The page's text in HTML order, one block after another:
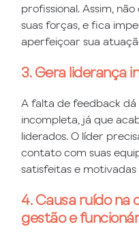
profissional. Assim,
suas forças, e fica
aperfeiçoar sua
3. Gera liderança
A falta de feedback
incompleta, já que
liderados. O líder
contato com suas
satisfeitas e motivadas
4. Causa ruído na
gestão e